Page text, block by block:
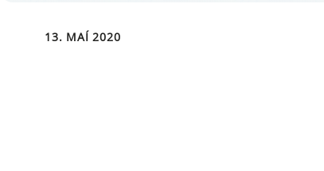
13. MAÍ 2020